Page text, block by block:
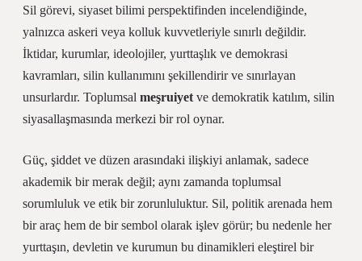
Sil görevi, siyaset bilimi perspektifinden incelendiğinde,
yalnızca askeri veya kolluk kuvvetleriyle sınırlı değildir.
İktidar, kurumlar, ideolojiler, yurttaşlık ve demokrasi
kavramları, silin kullanımını şekillendirir ve sınırlayan
unsurlardır. Toplumsal meşruiyet ve demokratik katılım, silin
siyasallaşmasında merkezi bir rol oynar.
Güç, şiddet ve düzen arasındaki ilişkiyi anlamak, sadece
akademik bir merak değil; aynı zamanda toplumsal
sorumluluk ve etik bir zorunluluktur. Sil, politik arenada hem
bir araç hem de bir sembol olarak işlev görür; bu nedenle her
yurttaşın, devletin ve kurumun bu dinamikleri eleştirel bir